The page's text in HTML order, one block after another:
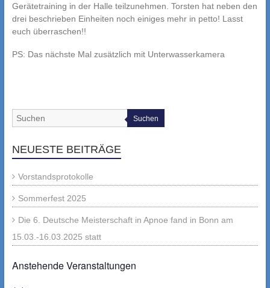
Gerätetraining in der Halle teilzunehmen. Torsten hat neben den
drei beschrieben Einheiten noch einiges mehr in petto! Lasst
euch überraschen!!
PS: Das nächste Mal zusätzlich mit Unterwasserkamera
Suchen
NEUESTE BEITRÄGE
Vorstandsprotokolle
Sommerfest 2025
Die 6. Deutsche Meisterschaft in Apnoe fand in Bonn am
15.03.-16.03.2025 statt
Anstehende Veranstaltungen